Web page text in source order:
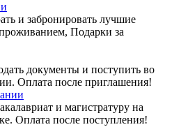
и забронировать лучшие
Подарки за
документы и поступить во
Оплата после приглашения!
и магистратуру на
Оплата после поступления!